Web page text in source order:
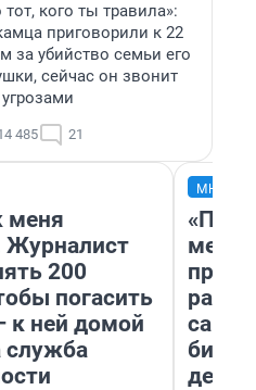
тот, кого ты травила»:
приговорили к 22
за убийство семьи его
сейчас он звонит
485 21
меня
Журналист
200
погасить
к ней домой
служба